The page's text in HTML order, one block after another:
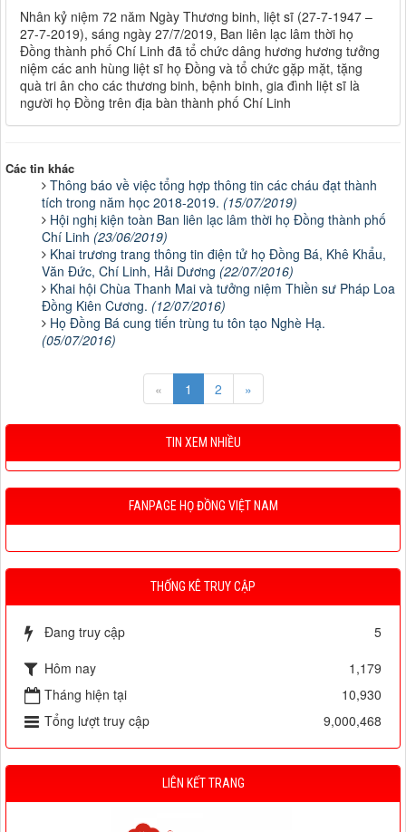
Nhân kỷ niệm 72 năm Ngày Thương binh, liệt sĩ (27-7-1947 –
27-7-2019), sáng ngày 27/7/2019, Ban liên lạc lâm thời họ
Đồng thành phố Chí Linh đã tổ chức dâng hương hương tưởng
niệm các anh hùng liệt sĩ họ Đồng và tổ chức gặp mặt, tặng
quà tri ân cho các thương binh, bệnh binh, gia đình liệt sĩ là
người họ Đồng trên địa bàn thành phố Chí Linh
Các tin khác
Thông báo về việc tổng hợp thông tin các cháu đạt thành
tích trong năm học 2018-2019. (15/07/2019)
Hội nghị kiện toàn Ban liên lạc lâm thời họ Đồng thành phố
Chí Linh (23/06/2019)
Khai trương trang thông tin điện tử họ Đồng Bá, Khê Khẩu,
Văn Đức, Chí Linh, Hải Dương (22/07/2016)
Khai hội Chùa Thanh Mai và tưởng niệm Thiền sư Pháp Loa
Đồng Kiên Cương. (12/07/2016)
Họ Đồng Bá cung tiến trùng tu tôn tạo Nghè Hạ.
(05/07/2016)
« 1 2 »
TIN XEM NHIỀU
FANPAGE HỌ ĐỒNG VIỆT NAM
THỐNG KÊ TRUY CẬP
Đang truy cập
5
Hôm nay
1,179
Tháng hiện tại
10,930
Tổng lượt truy cập
9,000,468
LIÊN KẾT TRANG